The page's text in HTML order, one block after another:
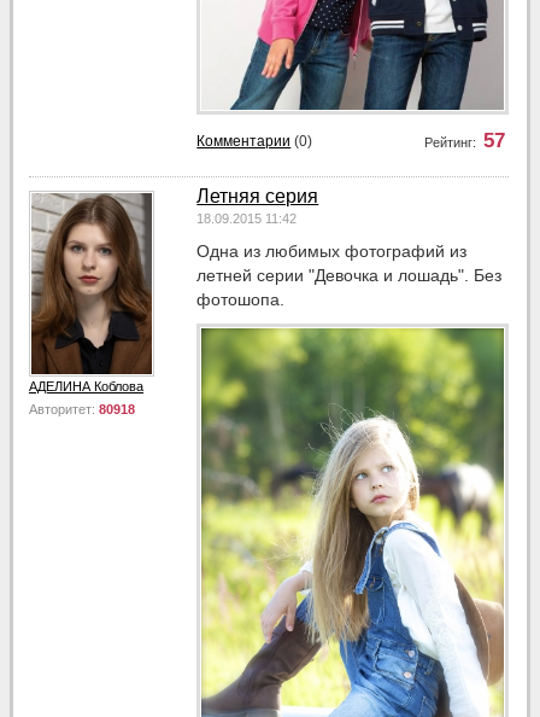
Комментарии (0) Рейтинг: 57
АДЕЛИНА Коблова
Авторитет: 80918
Летняя серия
18.09.2015 11:42
Одна из любимых фотографий из
летней серии "Девочка и лошадь". Без
фотошопа.